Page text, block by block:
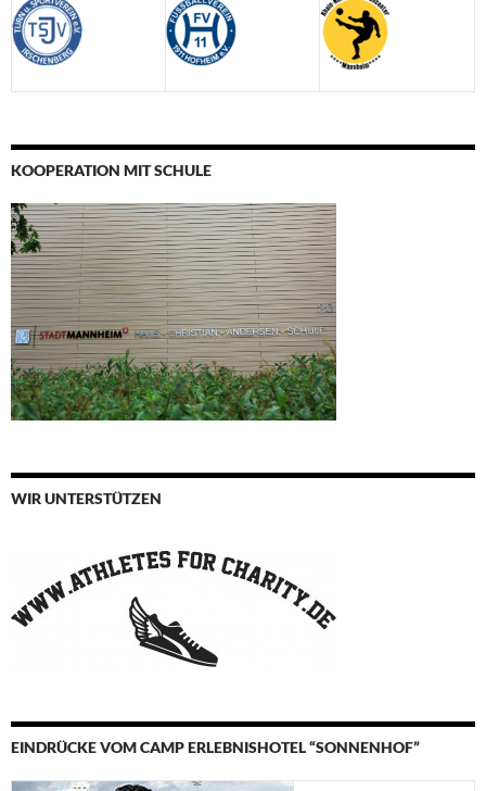
KOOPERATION MIT SCHULE
WIR UNTERSTÜTZEN
EINDRÜCKE VOM CAMP ERLEBNISHOTEL “SONNENHOF”